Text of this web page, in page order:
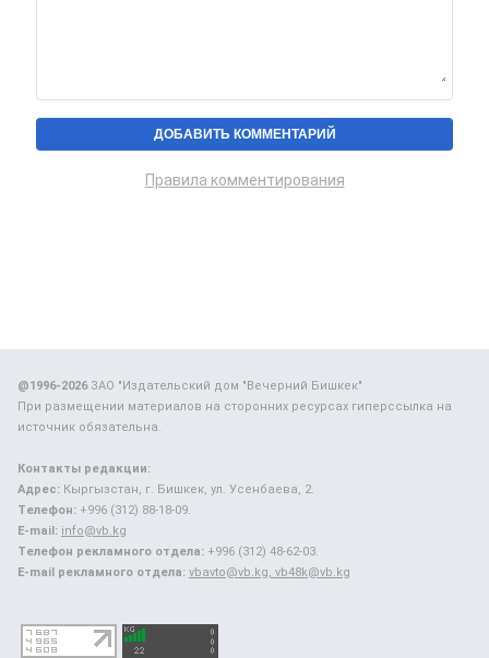
Правила комментирования
@1996-2026ЗАО "Издательский дом "Вечерний Бишкек"
При размещении материалов на сторонних ресурсах гиперссылка на
источник обязательна.
Контакты редакции:
Адрес: Кыргызстан, г. Бишкек, ул. Усенбаева, 2.
Телефон: +996 (312) 88-18-09.
E-mail: info@vb.kg
Телефон рекламного отдела: +996 (312) 48-62-03.
E-mail рекламного отдела: vbavto@vb.kg, vb48k@vb.kg